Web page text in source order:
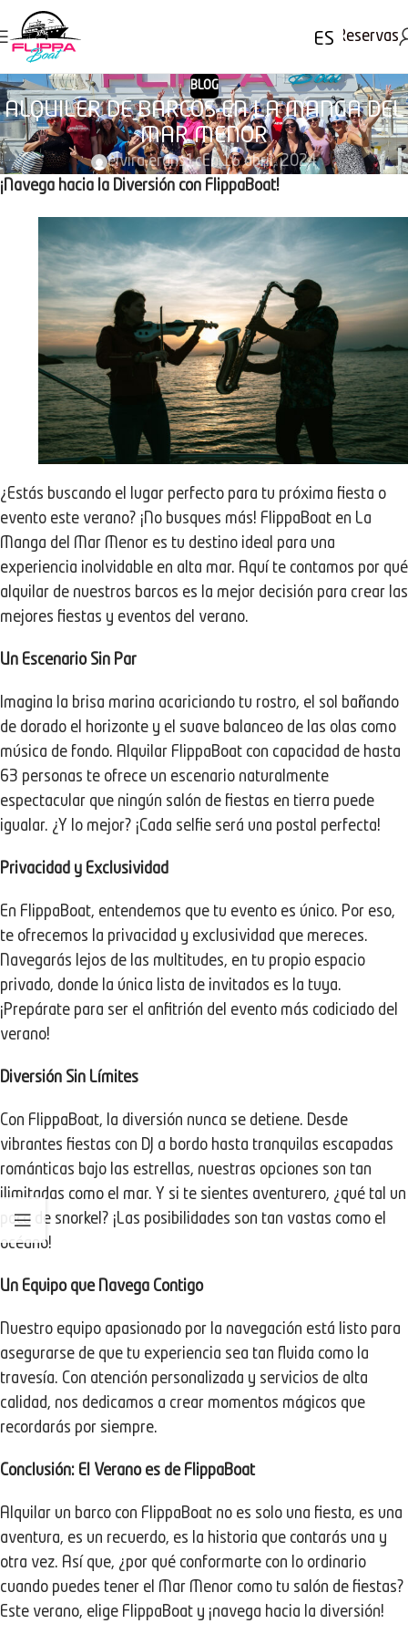
ES Reservas
BLOG
ALQUILER DE BARCOS EN LA MANGA DEL
MAR MENOR
elvira.erans1cEn 16 abril, 2024
¡Navega hacia la Diversión con FlippaBoat!
¿Estás buscando el lugar perfecto para tu próxima fiesta o
evento este verano? ¡No busques más! FlippaBoat en La
Manga del Mar Menor es tu destino ideal para una
experiencia inolvidable en alta mar. Aquí te contamos por qué
alquilar de nuestros barcos es la mejor decisión para crear las
mejores fiestas y eventos del verano.
Un Escenario Sin Par
Imagina la brisa marina acariciando tu rostro, el sol bañando
de dorado el horizonte y el suave balanceo de las olas como
música de fondo. Alquilar FlippaBoat con capacidad de hasta
63 personas te ofrece un escenario naturalmente
espectacular que ningún salón de fiestas en tierra puede
igualar. ¿Y lo mejor? ¡Cada selfie será una postal perfecta!
Privacidad y Exclusividad
En FlippaBoat, entendemos que tu evento es único. Por eso,
te ofrecemos la privacidad y exclusividad que mereces.
Navegarás lejos de las multitudes, en tu propio espacio
privado, donde la única lista de invitados es la tuya.
¡Prepárate para ser el anfitrión del evento más codiciado del
verano!
Diversión Sin Límites
Con FlippaBoat, la diversión nunca se detiene. Desde
vibrantes fiestas con DJ a bordo hasta tranquilas escapadas
románticas bajo las estrellas, nuestras opciones son tan
ilimitadas como el mar. Y si te sientes aventurero, ¿qué tal un
poco de snorkel? ¡Las posibilidades son tan vastas como el
océano!
Un Equipo que Navega Contigo
Nuestro equipo apasionado por la navegación está listo para
asegurarse de que tu experiencia sea tan fluida como la
travesía. Con atención personalizada y servicios de alta
calidad, nos dedicamos a crear momentos mágicos que
recordarás por siempre.
Conclusión: El Verano es de FlippaBoat
Alquilar un barco con FlippaBoat no es solo una fiesta, es una
aventura, es un recuerdo, es la historia que contarás una y
otra vez. Así que, ¿por qué conformarte con lo ordinario
cuando puedes tener el Mar Menor como tu salón de fiestas?
Este verano, elige FlippaBoat y ¡navega hacia la diversión!